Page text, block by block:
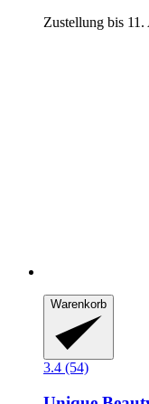
Zustellung bis 11.
Warenkorb
3.4 (54)